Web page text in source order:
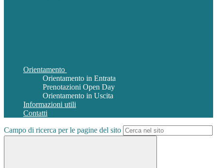
Orientamento
Orientamento in Entrata
Prenotazioni Open Day
Orientamento in Uscita
Informazioni utili
Contatti
Campo di ricerca per le pagine del sito